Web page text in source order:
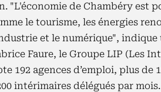
"L'économie de Chambéry est
le tourisme, les énergies
et le numérique", indique
Faure, le Groupe LIP (Les
192 agences d’emploi, plus de
intérimaires délégués par